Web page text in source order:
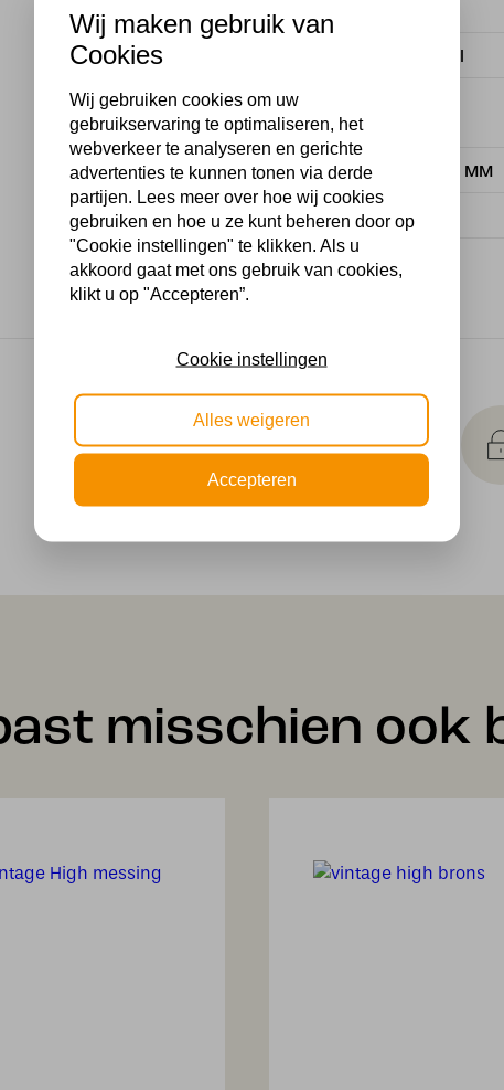
Materiaal
Lengte in MM
Wattage
retourneren
30 dagen geld terug
garantie
misschien ook
Wij maken gebruik van
Cookies
Wij gebruiken cookies om uw
gebruikservaring te optimaliseren, het
webverkeer te analyseren en gerichte
advertenties te kunnen tonen via derde
partijen. Lees meer over hoe wij cookies
gebruiken en hoe u ze kunt beheren door op
"Cookie instellingen" te klikken. Als u
akkoord gaat met ons gebruik van cookies,
klikt u op "Accepteren”.
Cookie instellingen
Alles weigeren
Accepteren